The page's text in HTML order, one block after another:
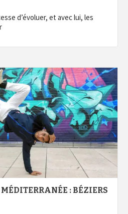
d’évoluer, et avec lui, les
: BÉZIERS